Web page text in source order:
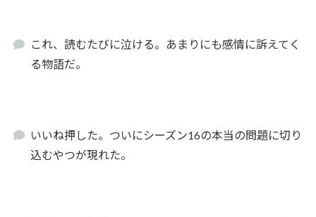
これ、読むたびに泣ける。あまりにも感情に訴えてく
る物語だ。
いいね押した。ついにシーズン16の本当の問題に切り
込むやつが現れた。